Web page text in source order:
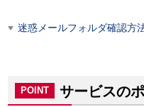
迷惑メールフォルダ確認方
POINT サービスの